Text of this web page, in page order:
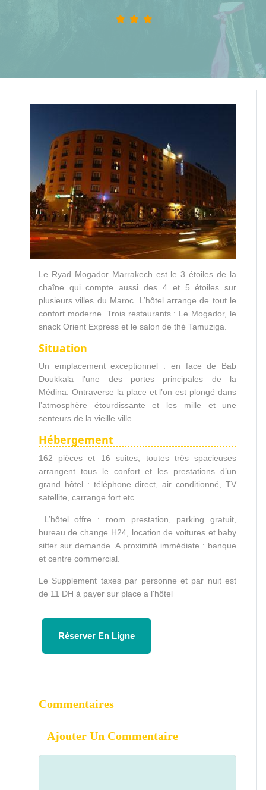
Le Ryad Mogador Marrakech est le 3 étoiles de la
chaîne qui compte aussi des 4 et 5 étoiles sur
plusieurs villes du Maroc. L’hôtel arrange de tout le
confort moderne. Trois restaurants : Le Mogador, le
snack Orient Express et le salon de thé Tamuziga.
Situation
Un emplacement exceptionnel : en face de Bab
Doukkala l’une des portes principales de la
Médina. Ontraverse la place et l’on est plongé dans
l’atmosphère étourdissante et les mille et une
senteurs de la vieille ville.
Hébergement
162 pièces et 16 suites, toutes très spacieuses
arrangent tous le confort et les prestations d’un
grand hôtel : téléphone direct, air conditionné, TV
satellite, carrange fort etc.
L’hôtel offre : room prestation, parking gratuit,
bureau de change H24, location de voitures et baby
sitter sur demande. A proximité immédiate : banque
et centre commercial.
Le Supplement taxes par personne et par nuit est
de 11 DH à payer sur place a l'hôtel
Réserver En Ligne
Commentaires
Ajouter Un Commentaire